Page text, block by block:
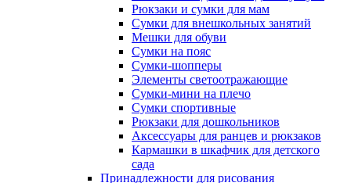
Рюкзаки и сумки для мам
Сумки для внешкольных занятий
Мешки для обуви
Сумки на пояс
Сумки-шопперы
Элементы светоотражающие
Сумки-мини на плечо
Сумки спортивные
Рюкзаки для дошкольников
Аксессуары для ранцев и рюкзаков
Кармашки в шкафчик для детского
сада
Принадлежности для рисования